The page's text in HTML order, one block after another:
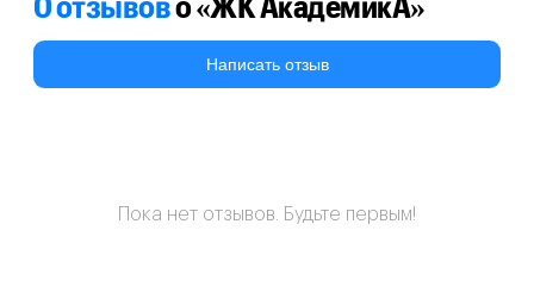
Написать отзыв
Пока нет отзывов. Будьте первым!